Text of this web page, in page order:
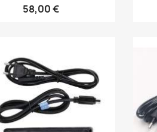
58,00 €